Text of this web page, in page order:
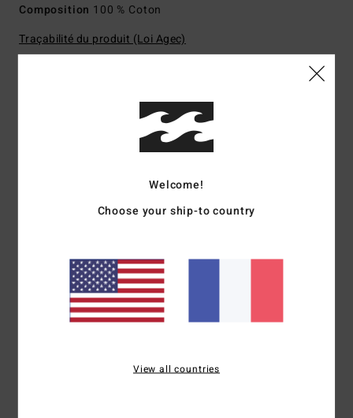
Composition 100 % Coton
Traçabilité du produit (Loi Agec)
Livraison & Retours
Note moyenne
4.0/5
basé sur1 avis vérifiés
100% de nos clients recommandent ce produit
Rapport qualité / prix
Welcome!
Choose your ship-to country
View all countries